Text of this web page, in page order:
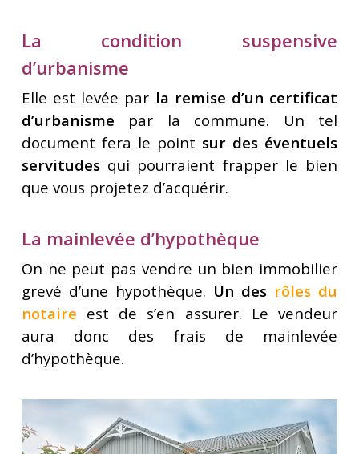
La condition suspensive
d’urbanisme
Elle est levée par la remise d’un certificat
d’urbanisme par la commune. Un tel
document fera le point sur des éventuels
servitudesqui pourraient frapper le bien
que vous projetez d’acquérir.
La mainlevée d’hypothèque
On ne peut pas vendre un bien immobilier
grevé d’une hypothèque. Un des rôles du
notaire est de s’en assurer. Le vendeur
aura donc des frais de mainlevée
d’hypothèque.